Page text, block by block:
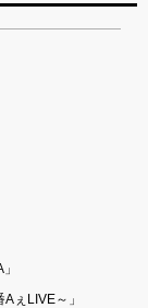
ぇLIVE～」